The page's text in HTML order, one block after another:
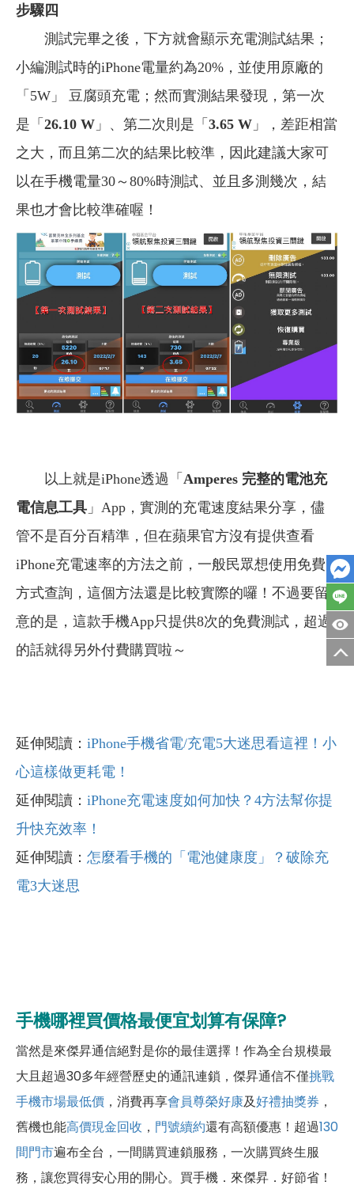
步驟四
測試完畢之後，下方就會顯示充電測試結果；
小編測試時的iPhone電量約為20%，並使用原廠的
「5W」 豆腐頭充電；然而實測結果發現，第一次
是「 26.10 W 」、第二次則是「 3.65 W 」，差距相當
之大，而且第二次的結果比較準，因此建議大家可
以在手機電量30～80%時測試、並且多測幾次，結
果也才會比較準確喔！
以上就是iPhone透過「 Amperes 完整的電池充
電信息工具 」App，實測的充電速度結果分享，儘
管不是百分百精準，但在蘋果官方沒有提供查看
iPhone充電速率的方法之前，一般民眾想使用免費
方式查詢，這個方法還是比較實際的囉！不過要留
意的是，這款手機App只提供8次的免費測試，超過
的話就得另外付費購買啦～
延伸閱讀： iPhone手機省電/充電5大迷思看這裡！小
心這樣做更耗電！
延伸閱讀： iPhone充電速度如何加快？4方法幫你提
升快充效率！
延伸閱讀： 怎麼看手機的「電池健康度」？破除充
電3大迷思
手機哪裡買價格最便宜划算有保障?
當然是來傑昇通信絕對是你的最佳選擇！作為全台規模最
大且超過30多年經營歷史的通訊連鎖，傑昇通信不僅挑戰
手機市場最低價 ，消費再享會員尊榮好康及好禮抽獎券 ，
舊機也能高價現金回收 ， 門號續約還有高額優惠！超過130
間門市遍布全台，一間購買連鎖服務，一次購買終生服
務，讓您買得安心用的開心。買手機．來傑昇．好節省！